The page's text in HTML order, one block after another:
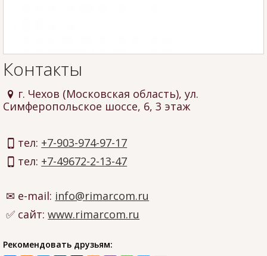
Контакты
г. Чехов (Московская область), ул.
Симферопольское шоссе, 6, 3 этаж
тел: +7-903-974-97-17
тел: +7-49672-2-13-47
e-mail: info@rimarcom.ru
сайт:www.rimarcom.ru
Рекомендовать друзьям: